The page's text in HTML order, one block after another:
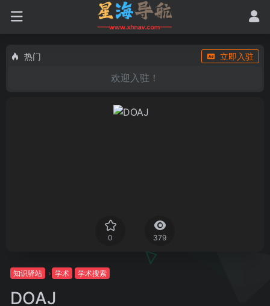
热门 立即入驻
欢迎入驻！
0 379
知识驿站 学术 学术搜索
DOAJ